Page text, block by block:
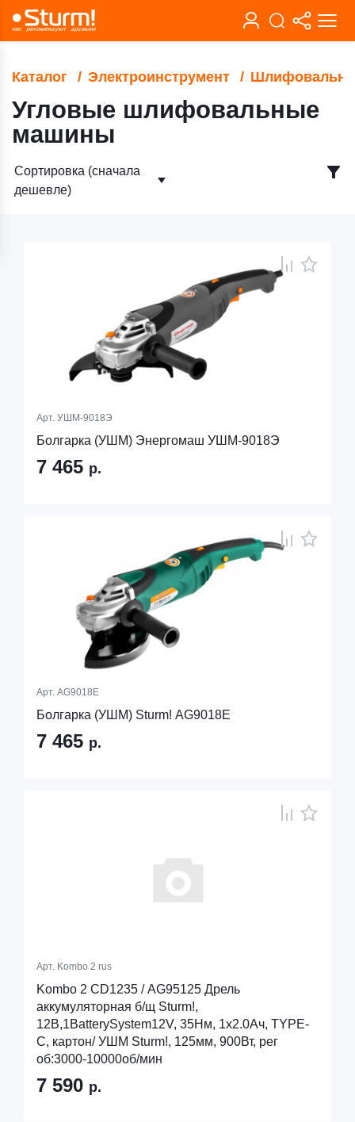
Каталог Электроинструмент
Угловые шлифовальные
машины
Сортировка (сначала
дешевле)
Арт. УШМ-9018Э
Болгарка (УШМ) Энергомаш УШМ-9018Э
7 465 р.
Арт. AG9018E
Болгарка (УШМ) Sturm! AG9018E
7 465 р.
Арт. Kombo 2 rus
Kombo 2 CD1235 / AG95125 Дрель
аккумуляторная б/щ Sturm!,
12В,1BatterySystem12V, 35Нм, 1x2.0Ач, TYPE-
C, картон/ УШМ Sturm!, 125мм, 900Вт, рег
об:3000-10000об/мин
7 590 р.